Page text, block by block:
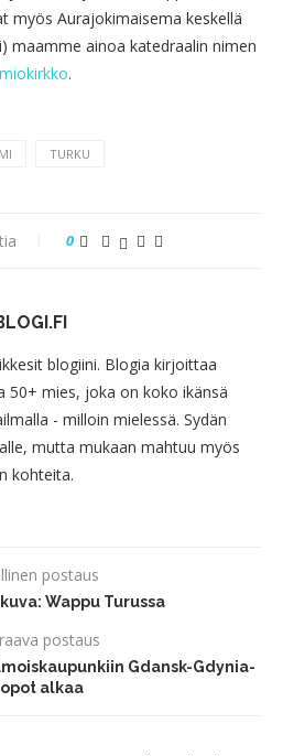
myös Aurajokimaisema keskellä
maamme ainoa katedraalin nimen
.
TURKU
0
blogiini. Blogia kirjoittaa
50+ mies, joka on koko ikänsä
- milloin mielessä. Sydän
mutta mukaan mahtuu myös
kohteita.
postaus
Wappu Turussa
postaus
Gdansk-Gdynia-
alkaa